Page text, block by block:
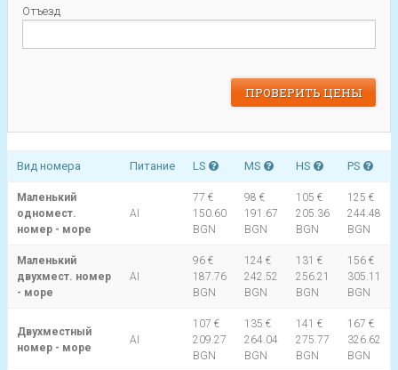
Отъезд
Вид номера Питание LS MS HS PS
Маленький
одномест.
номер - море
AI
77 €
150.60
BGN
98 €
191.67
BGN
105 €
205.36
BGN
125 €
244.48
BGN
Маленький
двухмест. номер
- море
AI
96 €
187.76
BGN
124 €
242.52
BGN
131 €
256.21
BGN
156 €
305.11
BGN
Двухместный
номер - море
AI
107 €
209.27
BGN
135 €
264.04
BGN
141 €
275.77
BGN
167 €
326.62
BGN